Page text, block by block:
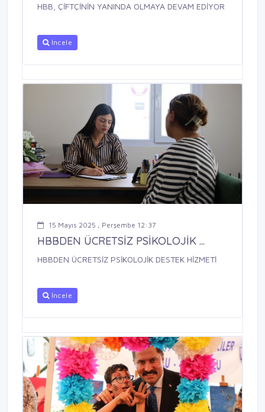
HBB, ÇİFTÇİNİN YANINDA OLMAYA DEVAM EDİYOR
İncele
15 Mayıs 2025 , Perşembe 12:37
HBBDEN ÜCRETSİZ PSİKOLOJİK ...
HBBDEN ÜCRETSİZ PSİKOLOJİK DESTEK HİZMETİ
İncele